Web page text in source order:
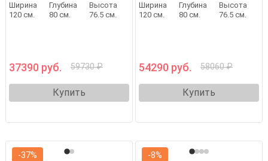
Ширина
120 см.
Глубина
80 см.
Высота
76.5 см.
37390 руб. 59730 ₽
Купить
Ширина
120 см.
Глубина
80 см.
Высота
76.5 см.
54290 руб. 58060 ₽
Купить
-37%
-8%